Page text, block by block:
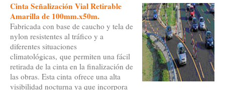
Cinta Señalización Vial Retirable
Amarilla de 100mm.x50m.
Fabricada con base de caucho y tela de
nylon resistentes al tráfico y a
diferentes situaciones
climatológicas, que permiten una fácil
retirada de la cinta en la finalización de
las obras. Esta cinta ofrece una alta
visibilidad nocturna ya que incorpora